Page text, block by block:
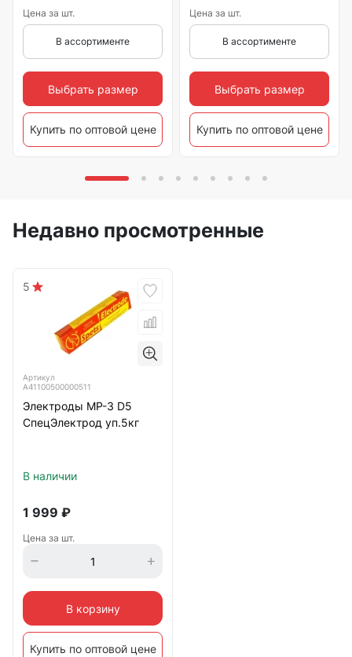
Цена за шт.
В ассортименте
Выбрать размер
Купить по оптовой цене
Цена за шт.
В ассортименте
Выбрать размер
Купить по оптовой цене
Недавно просмотренные
5
Артикул
А41100500000511
Электроды МР-3 D5
СпецЭлектрод уп.5кг
В наличии
1 999 ₽
Цена за шт.
В корзину
Купить по оптовой цене